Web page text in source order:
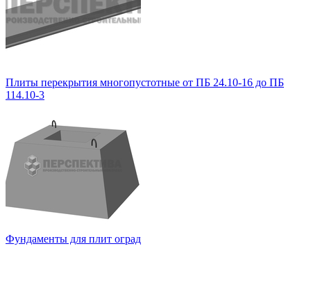
Плиты перекрытия многопустотные от ПБ 24.10-16 до ПБ
114.10-3
Фундаменты для плит оград